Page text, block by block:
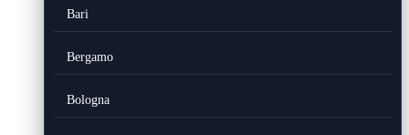
Bari
Bergamo
Bologna